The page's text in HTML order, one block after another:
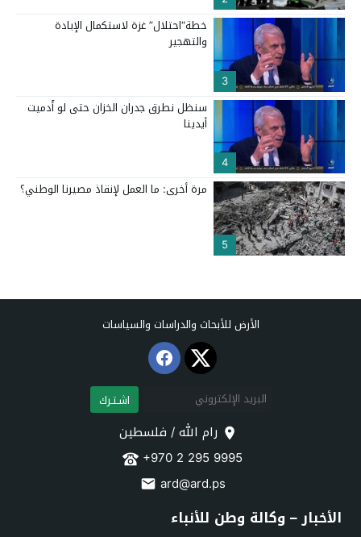
3
خطة“احتلال” غزة لاستكمال الإبادة
والتهجير
4
سنظل نطرق جدران الخزان حتى لو أُدميت
أيدينا
5
مرة أخرى: ما العمل لإنقاذ مصيرنا الوطني؟
الأرض للأبحاث والدراسات والسياسات
اشـتـرك
رام الله / فلسطين
+970 2 295 9995
ard@ard.ps
الأخبار – وكالة وطن للأنباء